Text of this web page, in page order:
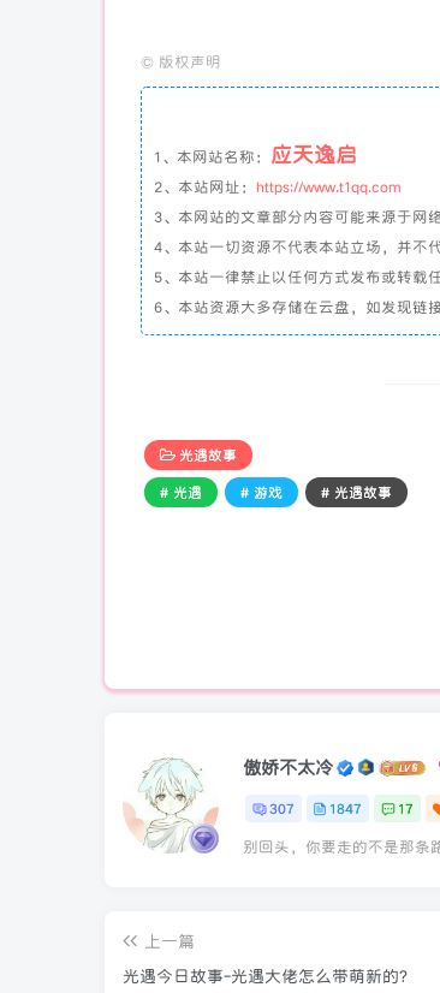
© 版权声明
1、本网站名称： 应天逸启
2、本站网址： https://www.t1qq.com
3、本网站的文章部分内容可能来源于网
4、本站一切资源不代表本站立场，并不
5、本站一律禁止以任何方式发布或转载
6、本站资源大多存储在云盘，如发现链
光遇故事
# 光遇 # 游戏 # 光遇故事
傲娇不太冷
307 1847 17
别回头，你要走的不是那条
上一篇
光遇今日故事-光遇大佬怎么带萌新的?